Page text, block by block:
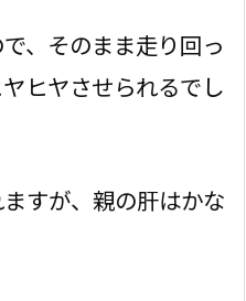
、そのまま走り回っ
ヒヤさせられるでし
すが、親の肝はかな